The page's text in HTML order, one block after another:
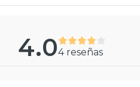
4.04 reseñas